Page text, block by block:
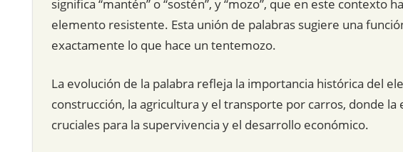
significa “mantén” o “sostén”, y “mozo”, que en este contexto
elemento resistente. Esta unión de palabras sugiere una
exactamente lo que hace un tentemozo.
La evolución de la palabra refleja la importancia histórica del
construcción, la agricultura y el transporte por carros, donde la
cruciales para la supervivencia y el desarrollo económico.